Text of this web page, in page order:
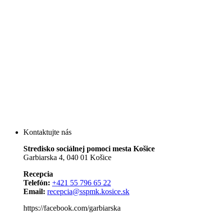
Kontaktujte nás
Stredisko sociálnej pomoci mesta Košice
Garbiarska 4, 040 01 Košice
Recepcia
Telefón: +421 55 796 65 22
Email: recepcia@sspmk.kosice.sk
https://facebook.com/garbiarska